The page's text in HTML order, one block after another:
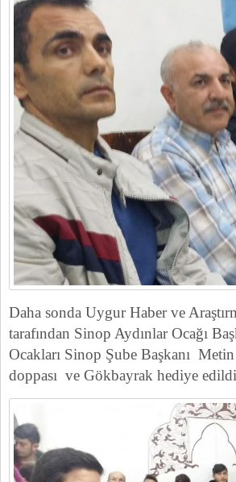
Daha sonda Uygur Haber ve
tarafından Sinop Aydınlar Ocağı
Ocakları Sinop Şube Başkanı
doppası ve Gökbayrak hediye